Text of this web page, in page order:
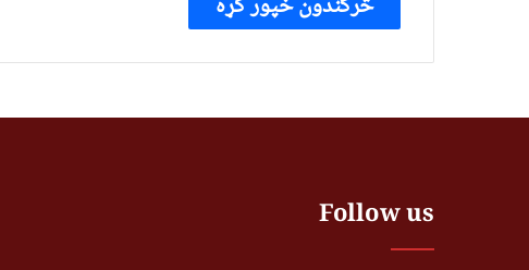
Follow us